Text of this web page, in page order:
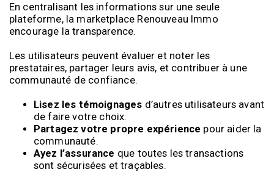
En centralisant les informations sur une seule
plateforme, la marketplace Renouveau Immo
encourage la transparence.
Les utilisateurs peuvent évaluer et noter les
prestataires, partager leurs avis, et contribuer à une
communauté de confiance.
Lisez les témoignages d’autres utilisateurs avant
de faire votre choix.
Partagez votre propre expérience pour aider la
communauté.
Ayez l’assurance que toutes les transactions
sont sécurisées et traçables.